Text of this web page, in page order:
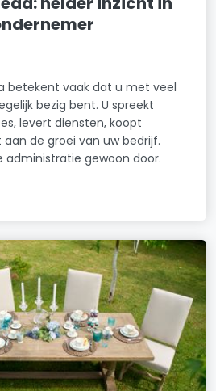
betekent vaak dat u met veel
bezig bent. U spreekt
levert diensten, koopt
de groei van uw bedrijf.
administratie gewoon door.